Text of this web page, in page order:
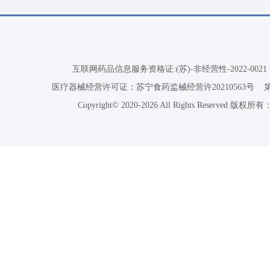
互联网药品信息服务资格证:(苏)-非经营性-2022-0021
医疗器械经营许可证：苏宁食药监械经营许20210563号
Copyright© 2020-2026 All Rights Reserved 版权所